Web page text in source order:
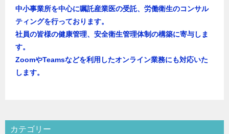
中小事業所を中心に嘱託産業医の受託、労働衛生のコンサル
ティングを行っております。
社員の皆様の健康管理、安全衛生管理体制の構築に寄与しま
す。
ZoomやTeamsなどを利用したオンライン業務にも対応いた
します。
カテゴリー